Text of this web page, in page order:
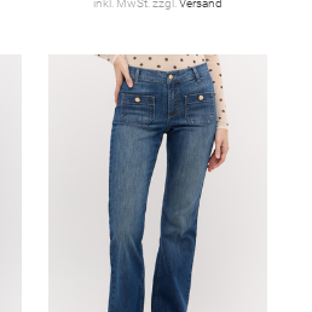
inkl. MwSt. zzgl. Versand